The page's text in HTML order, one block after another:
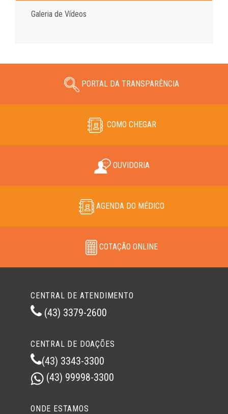
Galeria de Vídeos
PORTAL DA TRANSPARÊNCIA
COMO CHEGAR
OUVIDORIA
AGENDA DO MÉDICO
COTAÇÃO ONLINE
CENTRAL DE ATENDIMENTO
(43) 3379-2600
CENTRAL DE DOAÇÕES
(43) 3343-3300
(43) 99998-3300
ONDE ESTAMOS